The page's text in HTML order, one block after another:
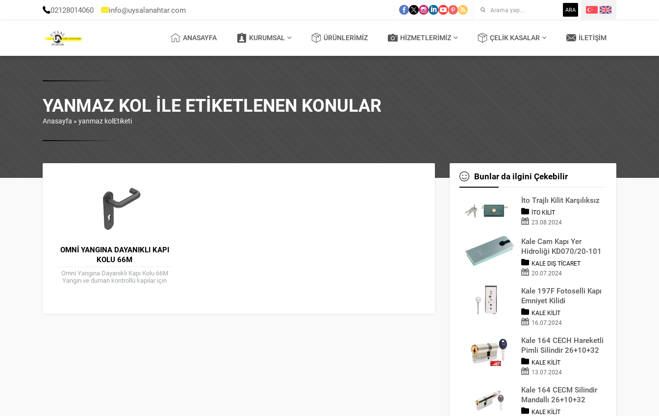
02128014060 info@uysalanahtar.com ARA
ANASAYFA KURUMSAL ÜRÜNLERIMIZ HIZMETLERIMIZ ÇELIK KASALAR İLETIŞIM
YANMAZ KOL ILE ETIKETLENEN KONULAR
Anasayfa » yanmaz kolEtiketi
OMNI YANGINA DAYANIKLI KAPI
KOLU 66M
Omni Yangına Dayanıklı Kapı Kolu 66M
Yangın ve duman kontrollü kapılar için
Bunlar da ilgini Çekebilir
İto Trajlı Kilit Karşılıksız
İTO KILIT
23.08.2024
Kale Cam Kapı Yer
Hidroliği KD070/20-101
KALE DIŞ TICARET
20.07.2024
Kale 197F Fotoselli Kapı
Emniyet Kilidi
KALE KILIT
16.07.2024
Kale 164 CECH Hareketli
Pimli Silindir 26+10+32
KALE KILIT
13.07.2024
Kale 164 CECM Silindir
Mandallı 26+10+32
(68MM)
KALE KILIT